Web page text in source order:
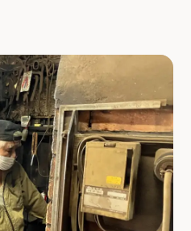
ナーシェフが厳選して選